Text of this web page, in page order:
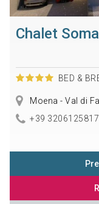
Chalet
BED &
Moena - Val di
+39 3206125817